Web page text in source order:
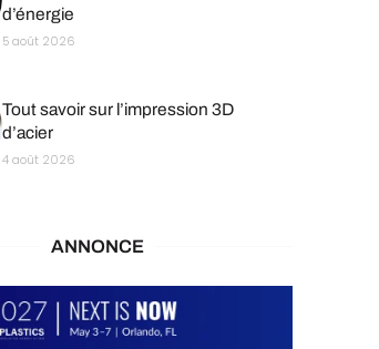
d’énergie
5 août 2026
Tout savoir sur l’impression 3D
d’acier
4 août 2026
ANNONCE